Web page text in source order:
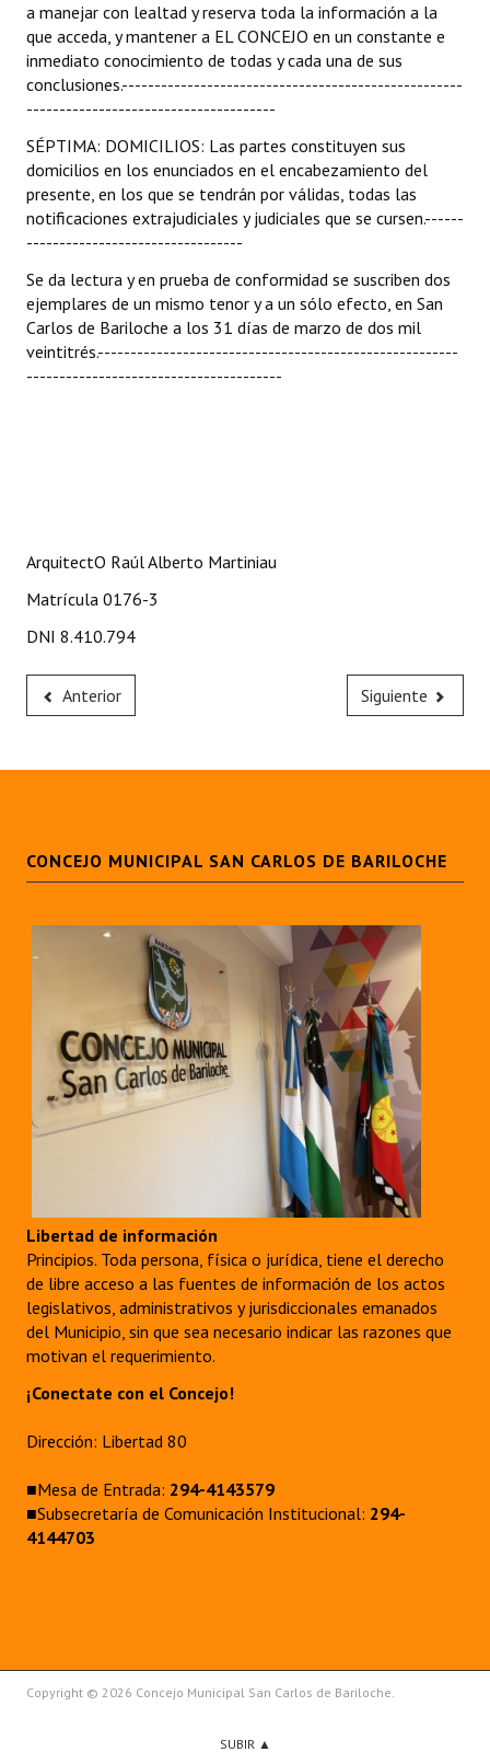
a manejar con lealtad y reserva toda la información a la
que acceda, y mantener a EL CONCEJO en un constante e
inmediato conocimiento de todas y cada una de sus
conclusiones.----------------------------------------------------
--------------------------------------
SÉPTIMA: DOMICILIOS: Las partes constituyen sus
domicilios en los enunciados en el encabezamiento del
presente, en los que se tendrán por válidas, todas las
notificaciones extrajudiciales y judiciales que se cursen.------
---------------------------------
Se da lectura y en prueba de conformidad se suscriben dos
ejemplares de un mismo tenor y a un sólo efecto, en San
Carlos de Bariloche a los 31 días de marzo de dos mil
veintitrés.-------------------------------------------------------
---------------------------------------
ArquitectO Raúl Alberto Martiniau
Matrícula 0176-3
DNI 8.410.794
Anterior Siguiente
CONCEJO MUNICIPAL SAN CARLOS DE BARILOCHE
Libertad de información
Principios. Toda persona, física o jurídica, tiene el derecho
de libre acceso a las fuentes de información de los actos
legislativos, administrativos y jurisdiccionales emanados
del Municipio, sin que sea necesario indicar las razones que
motivan el requerimiento.
¡Conectate con el Concejo!
Dirección: Libertad 80
■Mesa de Entrada: 294-4143579
■Subsecretaría de Comunicación Institucional: 294-
4144703
Copyright © 2026 Concejo Municipal San Carlos de Bariloche.
SUBIR ▲